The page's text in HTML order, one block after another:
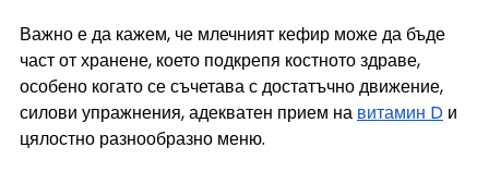
Важно е да кажем, че млечният кефир може да бъде
част от хранене, което подкрепя костното здраве,
особено когато се съчетава с достатъчно движение,
силови упражнения, адекватен прием на витамин D и
цялостно разнообразно меню.